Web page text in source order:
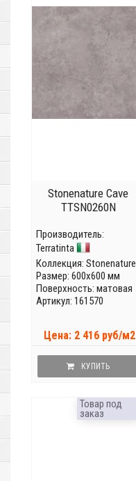
Stonenature Cave
TTSN0260N
Производитель:
Terratinta
Коллекция: Stonenature
Размер: 600x600 мм
Поверхность: матовая
Артикул: 161570
Цена: 2 416 руб/м2
КУПИТЬ
Товар под
заказ